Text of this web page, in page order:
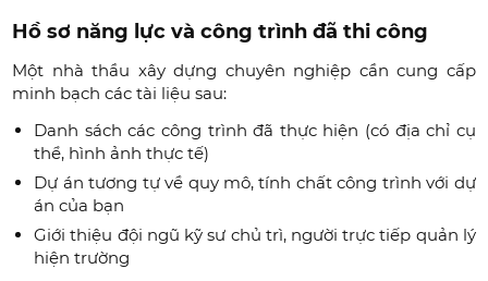
Hồ sơ năng lực và công trình đã thi công
Một nhà thầu xây dựng chuyên nghiệp cần cung cấp
minh bạch các tài liệu sau:
Danh sách các công trình đã thực hiện (có địa chỉ cụ
thể, hình ảnh thực tế)
Dự án tương tự về quy mô, tính chất công trình với dự
án của bạn
Giới thiệu đội ngũ kỹ sư chủ trì, người trực tiếp quản lý
hiện trường